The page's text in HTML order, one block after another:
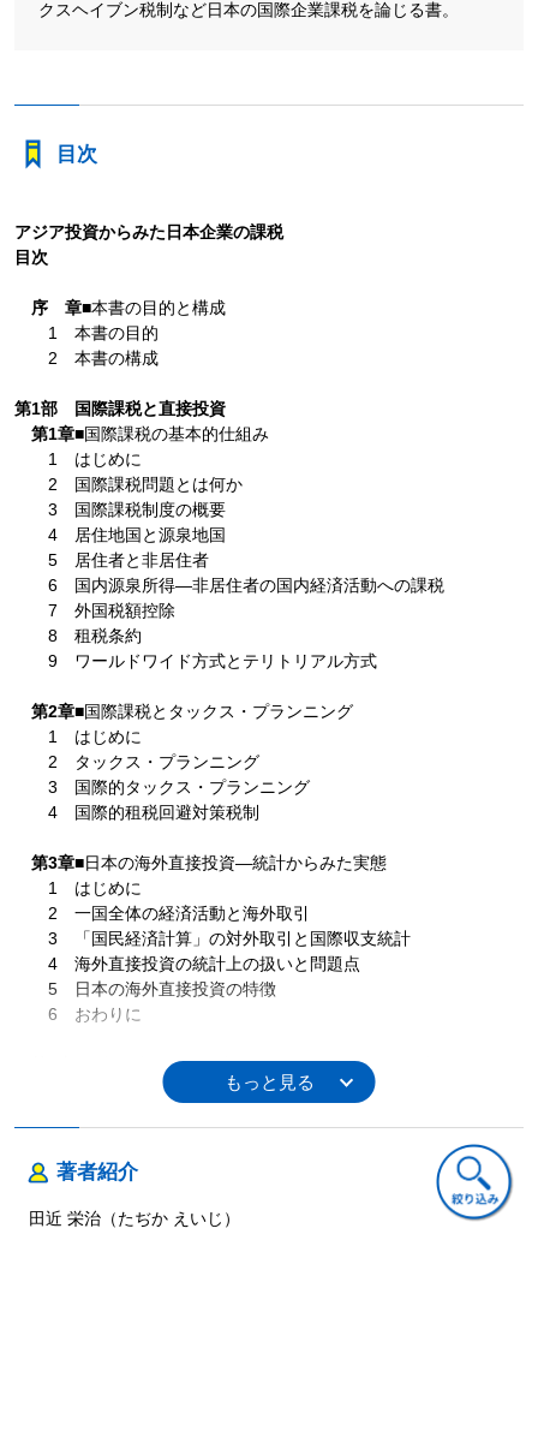
クスヘイブン税制など日本の国際企業課税を論じる書。
目次
アジア投資からみた日本企業の課税
目次
序 章■本書の目的と構成
1 本書の目的
2 本書の構成
第1部 国際課税と直接投資
第1章■国際課税の基本的仕組み
1 はじめに
2 国際課税問題とは何か
3 国際課税制度の概要
4 居住地国と源泉地国
5 居住者と非居住者
6 国内源泉所得―非居住者の国内経済活動への課税
7 外国税額控除
8 租税条約
9 ワールドワイド方式とテリトリアル方式
第2章■国際課税とタックス・プランニング
1 はじめに
2 タックス・プランニング
3 国際的タックス・プランニング
4 国際的租税回避対策税制
第3章■日本の海外直接投資―統計からみた実態
1 はじめに
2 一国全体の経済活動と海外取引
3 「国民経済計算」の対外取引と国際収支統計
4 海外直接投資の統計上の扱いと問題点
5 日本の海外直接投資の特徴
6 おわりに
■税制の直接投資・利益送金に及ぼす効果―研究展望
4 おわりに―日本における研究への示唆
第2部 アジア諸国における企業課税の動向
著者紹介
田近 栄治（たぢか えいじ）